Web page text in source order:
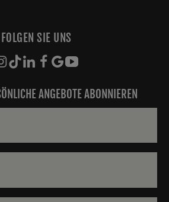
FOLGEN SIE UNS
ANGEBOTE ABONNIEREN